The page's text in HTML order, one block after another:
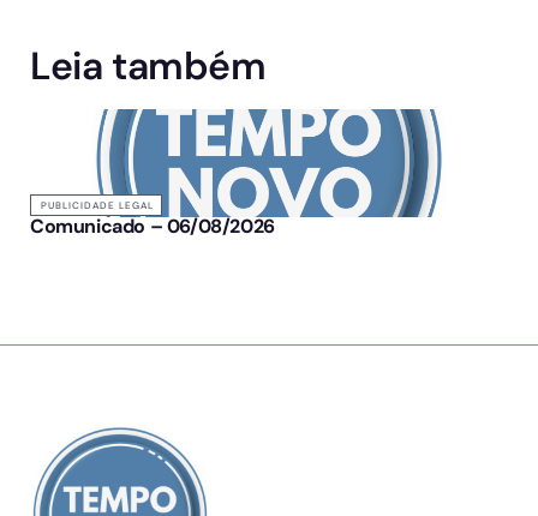
Leia também
PUBLICIDADE LEGAL
Comunicado – 06/08/2026